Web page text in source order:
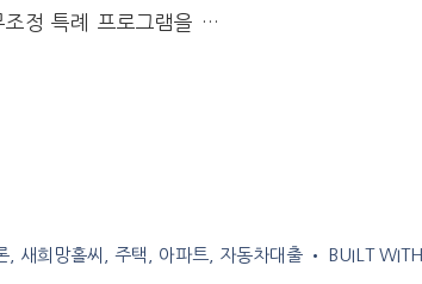
조정 특례 프로그램을 …
새희망홀씨, 주택, 아파트, 자동차대출 • BUILT WITH